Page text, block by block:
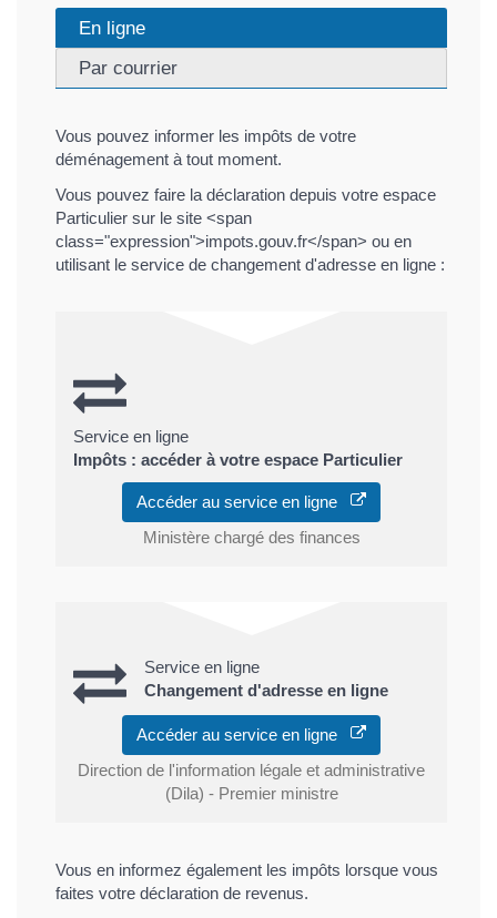
En ligne
Par courrier
Vous pouvez informer les impôts de votre
déménagement à tout moment.
Vous pouvez faire la déclaration depuis votre espace
Particulier sur le site <span
class="expression">impots.gouv.fr</span> ou en
utilisant le service de changement d'adresse en ligne :
Service en ligne
Impôts : accéder à votre espace Particulier
Accéder au service en ligne
Ministère chargé des finances
Service en ligne
Changement d'adresse en ligne
Accéder au service en ligne
Direction de l'information légale et administrative
(Dila) - Premier ministre
Vous en informez également les impôts lorsque vous
faites votre déclaration de revenus.